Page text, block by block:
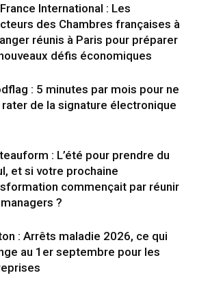
France International : Les
des Chambres françaises à
réunis à Paris pour préparer
défis économiques
: 5 minutes par mois pour ne
rater de la signature électronique
: L’été pour prendre du
et si votre prochaine
commençait par réunir
?
: Arrêts maladie 2026, ce qui
au 1er septembre pour les